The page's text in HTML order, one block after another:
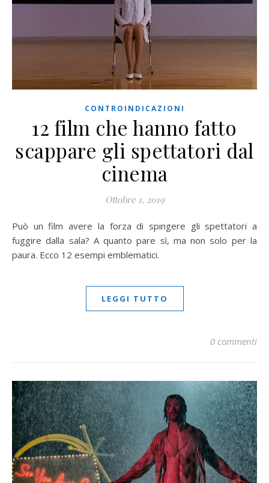
CONTROINDICAZIONI
12 film che hanno fatto
scappare gli spettatori dal
cinema
Ottobre 1, 2019
Può un film avere la forza di spingere gli spettatori a
fuggire dalla sala? A quanto pare sì, ma non solo per la
paura. Ecco 12 esempi emblematici.
LEGGI TUTTO
0 commenti